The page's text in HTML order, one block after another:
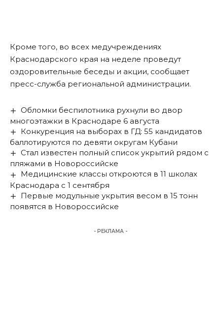
Кроме того, во всех медучреждениях
Краснодарского края на неделе проведут
оздоровительные беседы и акции, сообщает
пресс-служба региональной администрации.
Обломки беспилотника рухнули во двор
многоэтажки в Краснодаре 6 августа
Конкуренция на выборах в ГД: 55 кандидатов
баллотируются по девяти округам Кубани
Стал известен полный список укрытий рядом с
пляжами в Новороссийске
Медицинские классы откроются в 11 школах
Краснодара с 1 сентября
Первые модульные укрытия весом в 15 тонн
появятся в Новороссийске
- РЕКЛАМА -